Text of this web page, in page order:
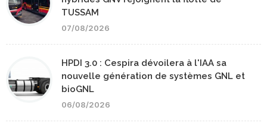
TUSSAM
07/08/2026
HPDI 3.0 : Cespira dévoilera à l'IAA sa
nouvelle génération de systèmes GNL et
bioGNL
06/08/2026